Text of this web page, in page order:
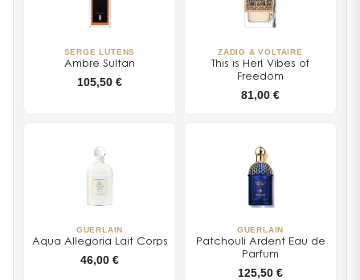
SERGE LUTENS
Ambre Sultan
105,50 €
ZADIG & VOLTAIRE
This is Her! Vibes of
Freedom
81,00 €
GUERLAIN
Aqua Allegoria Lait Corps
46,00 €
GUERLAIN
Patchouli Ardent Eau de
Parfum
125,50 €